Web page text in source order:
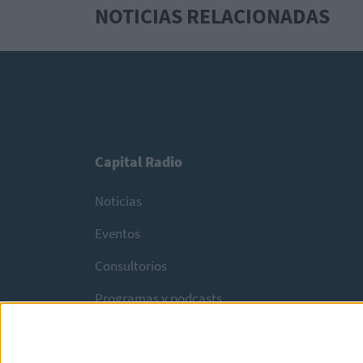
NOTICIAS RELACIONADAS
Capital Radio
Noticias
Eventos
Consultorios
Programas y podcasts